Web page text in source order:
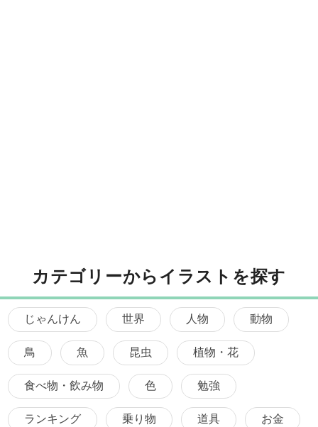
カテゴリーからイラストを探す
じゃんけん 世界 人物 動物
鳥 魚 昆虫 植物・花
食べ物・飲み物 色 勉強
ランキング 乗り物 道具 お金